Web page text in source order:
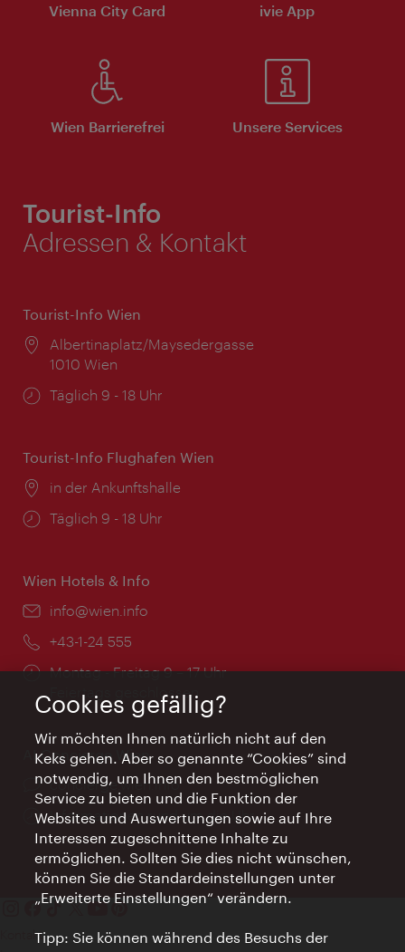
Vienna City Card ivie App
Wien Barrierefrei Unsere Services
Tourist-Info
Adressen & Kontakt
Tourist-Info Wien
Ort:
Albertinaplatz/Maysedergasse
1010 Wien
Öffnungszeiten:
Täglich 9 - 18 Uhr
Tourist-Info Flughafen Wien
Ort:
in der Ankunftshalle
Öffnungszeiten:
Täglich 9 - 18 Uhr
Wien Hotels & Info
Email:
info@wien.info
Telefon:
+43-1-24 555
Öffnungszeiten:
Montag - Freitag 9 – 17 Uhr
Feiertags geschlossen
AI Concierge Wien
Ort:
concierge.wien.info
Öffnungszeiten:
Informationen rund um die Uhr
Kontakt
Cookies gefällig?
Wir möchten Ihnen natürlich nicht auf den
Keks gehen. Aber so genannte “Cookies” sind
notwendig, um Ihnen den bestmöglichen
Service zu bieten und die Funktion der
Websites und Auswertungen sowie auf Ihre
Interessen zugeschnittene Inhalte zu
ermöglichen. Sollten Sie dies nicht wünschen,
können Sie die Standardeinstellungen unter
„Erweiterte Einstellungen“ verändern.
Tipp: Sie können während des Besuchs der